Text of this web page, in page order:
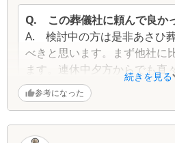
続きを見る
Q. この葬儀社に頼んで良か
A. 検討中の方は是非あさひ
べきと思います。まず他社に
ます。連休中夕方からでも直
いて下さいましたし、家族間
迷った際に担当の社員様から
いこともお電話です助言いた
参考になった